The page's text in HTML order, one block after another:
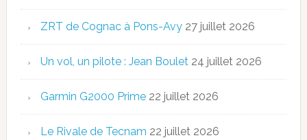
ZRT de Cognac à Pons-Avy 27 juillet 2026
Un vol, un pilote : Jean Boulet 24 juillet 2026
Garmin G2000 Prime 22 juillet 2026
Le Rivale de Tecnam 22 juillet 2026